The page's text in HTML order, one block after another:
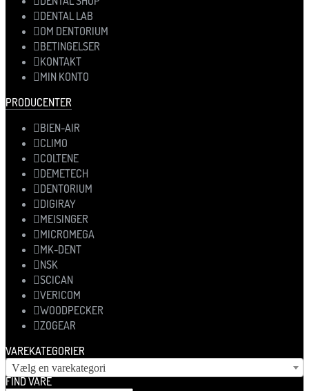
DENTAL LAB
OM DENTORIUM
BETINGELSER
KONTAKT
MIN KONTO
PRODUCENTER
BIEN-AIR
CLIMO
COLTENE
DEMETECH
DENTORIUM
DIGIRAY
MEISINGER
MICROMEGA
MK-DENT
NSK
SCICAN
VERICOM
WOODPECKER
ZOGEAR
VAREKATEGORIER
Vælg en varekategori
FIND VARE